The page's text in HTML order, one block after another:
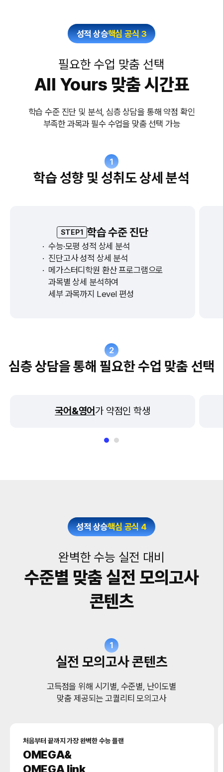
성적 상승핵심 공식 3
필요한 수업 맞춤 선택
All Yours 맞춤 시간표
학습 수준 진단 및 분석, 심층 상담을 통해 약점 확인
부족한 과목과 필수 수업을 맞춤 선택 가능
1
학습 성향 및 성취도 상세 분석
STEP1 학습 수준 진단
· 수능·모평 성적 상세 분석
· 진단고사 성적 상세 분석
· 메가스터디학원 환산 프로그램으로
과목별 상세 분석하여
세부 과목까지 Level 편성
2
심층 상담을 통해 필요한 수업 맞춤 선택
국어&영어 가 약점인 학생
성적 상승핵심 공식 4
완벽한 수능 실전 대비
수준별 맞춤 실전 모의고사
콘텐츠
1
실전 모의고사 콘텐츠
고득점을 위해 시기별, 수준별, 난이도별
맞춤 제공되는 고퀄리티 모의고사
처음부터 끝까지 가장 완벽한 수능 플랜
OMEGA&
OMEGA link